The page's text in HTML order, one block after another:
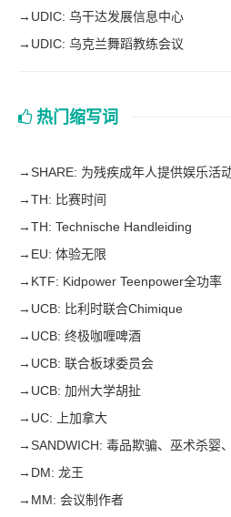
→ UDIC: 乌干达发展信息中心
→ UDIC: 乌克兰舞蹈教练会议
热门缩写词
→SHARE: 为残疾成年人提供娱乐活
→TH: 比赛时间
→TH: Technische Handleiding
→ EU: 体验无限
→ KTF: Kidpower Teenpower全功率
→ UCB: 比利时联合Chimique
→ UCB: 终极咖喱啤酒
→ UCB: 联合板球委员会
→ UCB: 加州大学胡扯
→ UC: 上加拿大
→SANDWICH: 毒品欺骗、巫术杀婴
→ DM: 龙王
→ MM: 会议制作者